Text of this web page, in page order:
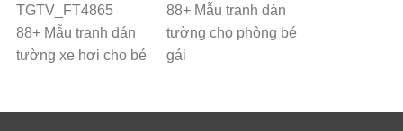
88+ Mẫu tranh dán
tường xe hơi cho bé
88+ Mẫu tranh dán
tường cho phòng bé
gái